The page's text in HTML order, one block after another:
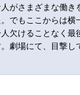
がさまざまな働き
でもここからは横
欠けることなく最
劇場にて、目撃し